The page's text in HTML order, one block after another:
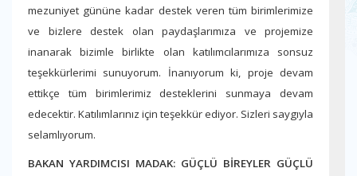
mezuniyet gününe kadar destek veren tüm birimlerimize
ve bizlere destek olan paydaşlarımıza ve projemize
inanarak bizimle birlikte olan katılımcılarımıza sonsuz
teşekkürlerimi sunuyorum. İnanıyorum ki, proje devam
ettikçe tüm birimlerimiz desteklerini sunmaya devam
edecektir. Katılımlarınız için teşekkür ediyor. Sizleri saygıyla
selamlıyorum.
BAKAN YARDIMCISI MADAK: GÜÇLÜ BİREYLER GÜÇLÜ